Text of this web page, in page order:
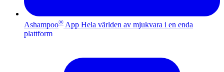
Ashampoo® App Hela världen av mjukvara i en enda
plattform